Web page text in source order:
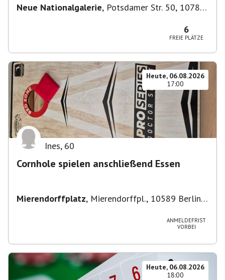
Neue Nationalgalerie, Potsdamer Str. 50, 10785
6
FREIE PLÄTZE
Heute, 06.08.2026
17:00
Ines, 60
Cornhole spielen anschließend Essen
Mierendorffplatz, Mierendorffpl., 10589 Berlin-
ANMELDEFRIST
VORBEI
Heute, 06.08.2026
18:00